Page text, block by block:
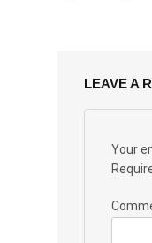
LEAVE A
Your